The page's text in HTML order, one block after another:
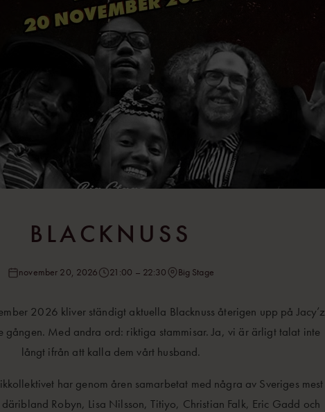
BLACKNUSS
november 20, 2026 21:00 – 22:30 Big Stage
2026 kliver ständigt aktuella Blacknuss återigen upp på Jacy’z
gången. Med andra ord: riktiga stammisar. Ja, vi är ärligt talat inte
långt ifrån att kalla dem vårt husband.
har genom åren samarbetat med några av Sveriges mest
Robyn, Lisa Nilsson, Titiyo, Christian Falk, Eric Gadd och